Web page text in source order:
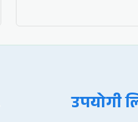
उपयोगी